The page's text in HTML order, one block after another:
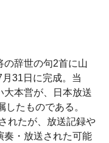
の辞世の句2首に山
31日に完成。当
大本営が、日本放送
たものである。
れたが、放送記録や
奏・放送された可能